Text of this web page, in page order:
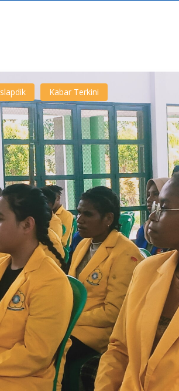
Kabar Terkini